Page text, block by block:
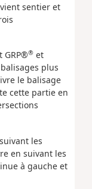
sentier et
GRP®®et
plus
le balisage
cette partie en
les
en suivant les
à gauche et